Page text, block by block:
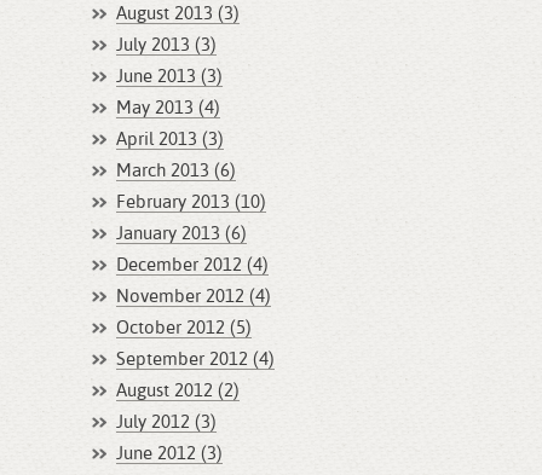
August 2013 (3)
July 2013 (3)
June 2013 (3)
May 2013 (4)
April 2013 (3)
March 2013 (6)
February 2013 (10)
January 2013 (6)
December 2012 (4)
November 2012 (4)
October 2012 (5)
September 2012 (4)
August 2012 (2)
July 2012 (3)
June 2012 (3)